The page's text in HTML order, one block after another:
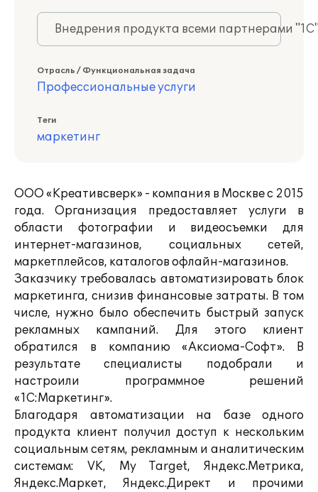
Внедрения продукта всеми партнерами
Отрасль / Функциональная задача
Профессиональные услуги
Теги
маркетинг
ООО «Креативсверк» - компания в Москве с 2015
года. Организация предоставляет услуги в
области фотографии и видеосъемки для
интернет-магазинов, социальных сетей,
маркетплейсов, каталогов офлайн-магазинов.
Заказчику требовалась автоматизировать блок
маркетинга, снизив финансовые затраты. В том
числе, нужно было обеспечить быстрый запуск
рекламных кампаний. Для этого клиент
обратился в компанию «Аксиома-Софт». В
результате специалисты подобрали и
настроили программное решений
«1С:Маркетинг».
Благодаря автоматизации на базе одного
продукта клиент получил доступ к нескольким
социальным сетям, рекламным и аналитическим
системам: VK, My Target, Яндекс.Метрика,
Яндекс.Маркет, Яндекс.Директ и прочими